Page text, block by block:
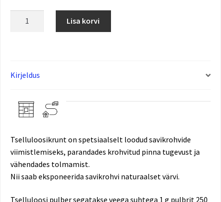
Lisa korvi
Kirjeldus
Tselluloosikrunt on spetsiaalselt loodud savikrohvide
viimistlemiseks, parandades krohvitud pinna tugevust ja
vähendades tolmamist.
Nii saab eksponeerida savikrohvi naturaalset värvi.
Tselluloosi pulber segatakse veega suhtega 1 g pulbrit 250